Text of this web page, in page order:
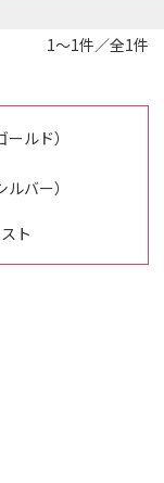
1～1件／全1件
ルド）
バー）
ト